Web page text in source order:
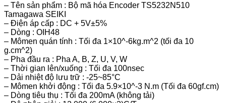
– Tên sản phẩm : Bộ mã hóa Encoder TS5232N510
Tamagawa SEIKI
– Điện áp cấp : DC + 5V±5%
– Dòng : OIH48
– Mômen quán tính : Tối đa 1×10^-6kg.m^2 (tối đa 10
g.cm^2)
– Pha đầu ra : Pha A, B, Z, U, V, W
– Thời gian lên/xuống : Tối đa 100nsec
– Dải nhiệt độ lưu trữ : -25~85°C
– Mômen khởi động : Tối đa 5.9×10^-3 N.m (Tối đa 60gf.cm)
– Dòng tiêu thụ : Tối đa 200mA (không tải)